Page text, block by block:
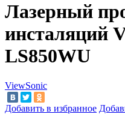
Лазерный
инсталяций
LS850WU
ViewSonic
Добавить в избранное